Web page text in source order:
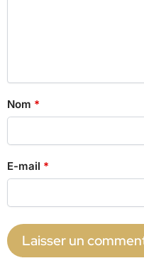
Nom *
E-mail *